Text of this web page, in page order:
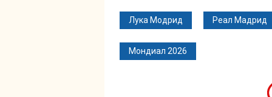
Лука Модрид Реал Мадрид
Мондиал 2026